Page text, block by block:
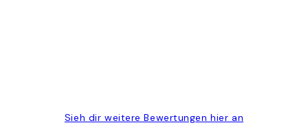
Sieh dir weitere Bewertungen hier an